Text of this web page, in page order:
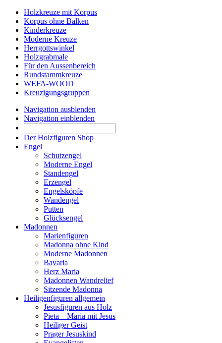
Holzkreuze mit Korpus
Korpus ohne Balken
Kinderkreuze
Moderne Kreuze
Herrgottswinkel
Holzgrabmale
Für den Aussenbereich
Rundstammkreuze
WEFA-WOOD
Kreuzigungsgruppen
Navigation ausblenden
Navigation einblenden
Der Holzfiguren Shop
Engel
Schutzengel
Moderne Engel
Standengel
Erzengel
Engelsköpfe
Wandengel
Putten
Glücksengel
Madonnen
Marienfiguren
Madonna ohne Kind
Moderne Madonnen
Bavaria
Herz Maria
Madonnen Wandrelief
Sitzende Madonna
Heiligenfiguren allgemein
Jesusfiguren aus Holz
Pieta – Maria mit Jesus
Heiliger Geist
Prager Jesuskind